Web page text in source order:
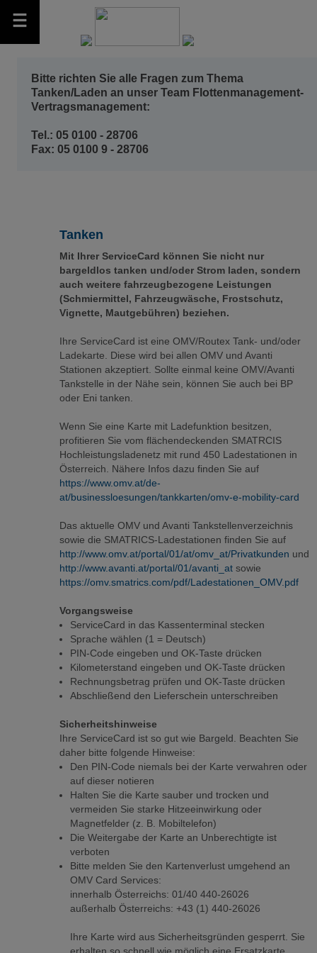
Bitte richten Sie alle Fragen zum Thema
Tanken/Laden an unser Team Flottenmanagement-
Vertragsmanagement:
Tel.: 05 0100 - 28706
Fax: 05 0100 9 - 28706
Tanken
Mit Ihrer ServiceCard können Sie nicht nur
bargeldlos tanken und/oder Strom laden, sondern
auch weitere fahrzeugbezogene Leistungen
(Schmiermittel, Fahrzeugwäsche, Frostschutz,
Vignette, Mautgebühren) beziehen.
Ihre ServiceCard ist eine OMV/Routex Tank- und/oder
Ladekarte. Diese wird bei allen OMV und Avanti
Stationen akzeptiert. Sollte einmal keine OMV/Avanti
Tankstelle in der Nähe sein, können Sie auch bei BP
oder Eni tanken.
Wenn Sie eine Karte mit Ladefunktion besitzen,
profitieren Sie vom flächendeckenden SMATRCIS
Hochleistungsladenetz mit rund 450 Ladestationen in
Österreich. Nähere Infos dazu finden Sie auf
https://www.omv.at/de-
at/businessloesungen/tankkarten/omv-e-mobility-card
Das aktuelle OMV und Avanti Tankstellenverzeichnis
sowie die SMATRICS-Ladestationen finden Sie auf
http://www.omv.at/portal/01/at/omv_at/Privatkunden und
http://www.avanti.at/portal/01/avanti_at sowie
https://omv.smatrics.com/pdf/Ladestationen_OMV.pdf
Vorgangsweise
ServiceCard in das Kassenterminal stecken
Sprache wählen (1 = Deutsch)
PIN-Code eingeben und OK-Taste drücken
Kilometerstand eingeben und OK-Taste drücken
Rechnungsbetrag prüfen und OK-Taste drücken
Abschließend den Lieferschein unterschreiben
Sicherheitshinweise
Ihre ServiceCard ist so gut wie Bargeld. Beachten Sie
daher bitte folgende Hinweise:
Den PIN-Code niemals bei der Karte verwahren oder
auf dieser notieren
Halten Sie die Karte sauber und trocken und
vermeiden Sie starke Hitzeeinwirkung oder
Magnetfelder (z. B. Mobiltelefon)
Die Weitergabe der Karte an Unberechtigte ist
verboten
Bitte melden Sie den Kartenverlust umgehend an
OMV Card Services:
innerhalb Österreichs: 01/40 440-26026
außerhalb Österreichs: +43 (1) 440-26026
Ihre Karte wird aus Sicherheitsgründen gesperrt. Sie